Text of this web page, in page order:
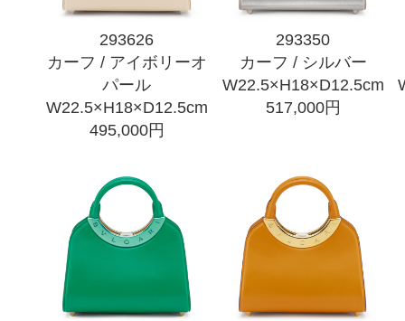
293626
カーフ / アイボリーオ
パール
W22.5×H18×D12.5cm
495,000円
293350
カーフ / シルバー
W22.5×H18×D12.5cm
517,000円